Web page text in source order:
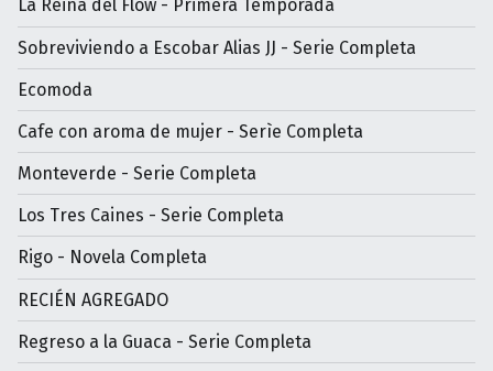
La Reina del Flow - Primera Temporada
Sobreviviendo a Escobar Alias JJ - Serie Completa
Ecomoda
Cafe con aroma de mujer - Serìe Completa
Monteverde - Serie Completa
Los Tres Caines - Serie Completa
Rigo - Novela Completa
RECIÉN AGREGADO
Regreso a la Guaca - Serie Completa